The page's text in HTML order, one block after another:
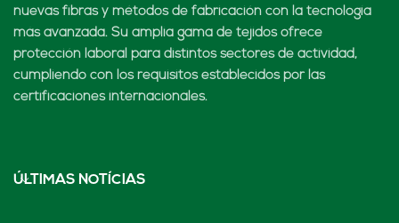
nuevas fibras y métodos de fabricación con la tecnología
más avanzada. Su amplia gama de tejidos ofrece
protección laboral para distintos sectores de actividad,
cumpliendo con los requisitos establecidos por las
certificaciones internacionales.
ÚLTIMAS NOTÍCIAS